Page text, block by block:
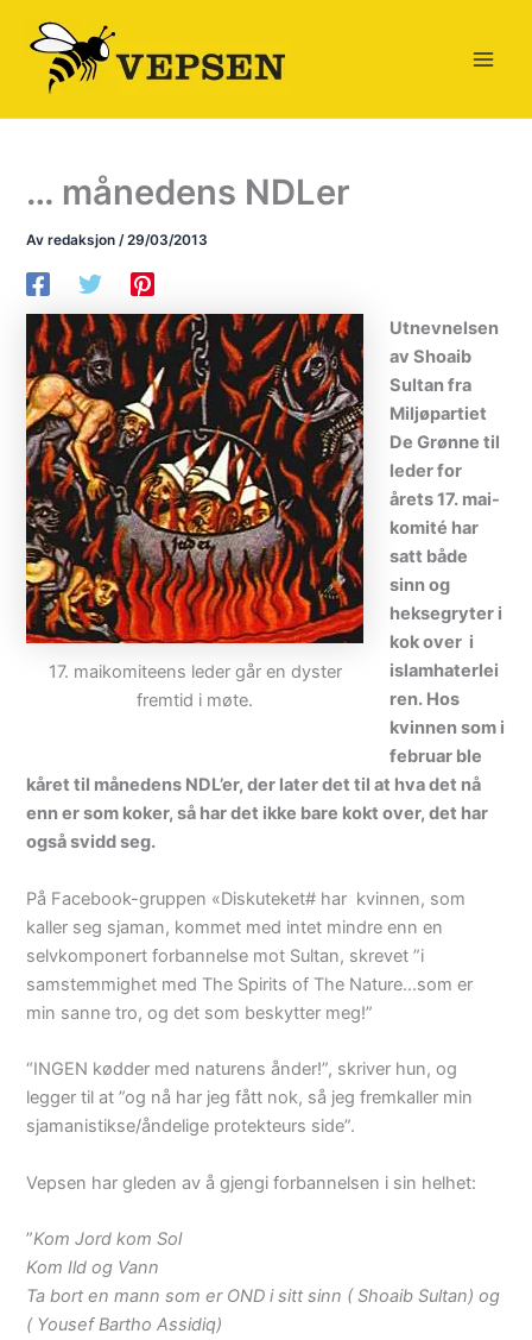
innholdet
… månedens NDLer
Av redaksjon/29/03/2013
17. maikomiteens leder går en dyster
fremtid i møte.
Utnevnelsen
av Shoaib
Sultan fra
Miljøpartiet
De Grønne til
leder for
årets 17. mai-
komité har
satt både
sinn og
heksegryter i
kok over i
islamhaterlei
ren. Hos
kvinnen som i
februar ble
kåret til månedens NDL’er, der later det til at hva det nå
enn er som koker, så har det ikke bare kokt over, det har
også svidd seg.
På Facebook-gruppen «Diskuteket# har kvinnen, som
kaller seg sjaman, kommet med intet mindre enn en
selvkomponert forbannelse mot Sultan, skrevet ”i
samstemmighet med The Spirits of The Nature…som er
min sanne tro, og det som beskytter meg!”
“INGEN kødder med naturens ånder!”, skriver hun, og
legger til at ”og nå har jeg fått nok, så jeg fremkaller min
sjamanistikse/åndelige protekteurs side”.
Vepsen har gleden av å gjengi forbannelsen i sin helhet:
”Kom Jord kom Sol
Kom Ild og Vann
Ta bort en mann som er OND i sitt sinn ( Shoaib Sultan) og
( Yousef Bartho Assidiq)